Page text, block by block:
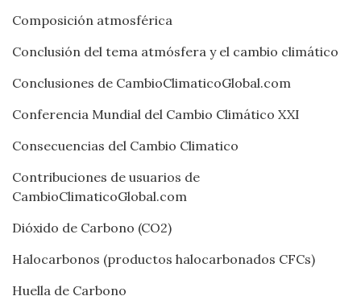
Composición atmosférica
Conclusión del tema atmósfera y el cambio climático
Conclusiones de CambioClimaticoGlobal.com
Conferencia Mundial del Cambio Climático XXI
Consecuencias del Cambio Climatico
Contribuciones de usuarios de
CambioClimaticoGlobal.com
Dióxido de Carbono (CO2)
Halocarbonos (productos halocarbonados CFCs)
Huella de Carbono